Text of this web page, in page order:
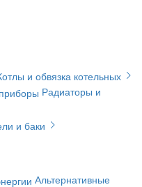
и обвязка котельных
Радиаторы и
и баки
Альтернативные